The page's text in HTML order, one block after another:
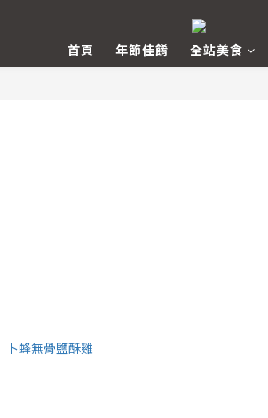
首頁 年節佳餚 全站美食